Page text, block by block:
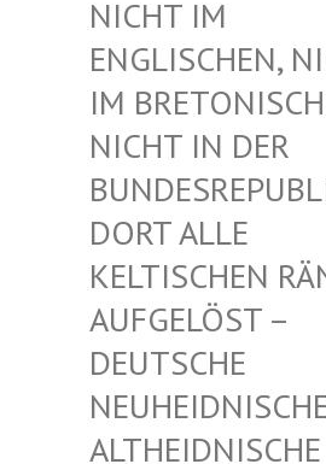
ICHT IM E
NGLISCHEN,
M
ICHT IN DER B
ORT ALLE K
ELTISCHEN
UFGELÖST – D
EUTSCHE N
EUHEIDNISCHE,
LTHEIDNISCHE H